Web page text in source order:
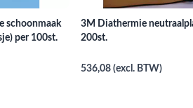
schoonmaak
per 100st.
3M Diathermie
200st.
536,08 (excl. BTW)